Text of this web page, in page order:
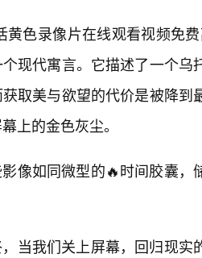
黄色录像片在线观看视频免
现代寓言。它描述了一个
取美与欲望的代价是被降
上的金色灰尘。
像如同微型的🔥时间胶囊，
当我们关上屏幕，回归现实